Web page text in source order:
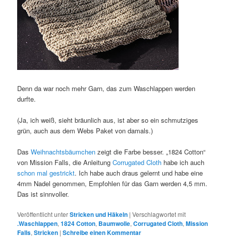
Denn da war noch mehr Garn, das zum Waschlappen werden
durfte.
(Ja, ich weiß, sieht bräunlich aus, ist aber so ein schmutziges
grün, auch aus dem Webs Paket von damals.)
DasWeihnachtsbäumchen zeigt die Farbe besser. „1824 Cotton“
von Mission Falls, die AnleitungCorrugated Cloth habe ich auch
schon mal gestrickt. Ich habe auch draus gelernt und habe eine
4mm Nadel genommen, Empfohlen für das Garn werden 4,5 mm.
Das ist sinnvoller.
Veröffentlicht unterStricken und Häkeln |Verschlagwortet mit
.Waschlappen,1824 Cotton, Baumwolle,Corrugated Cloth,Mission
Falls,Stricken |Schreibe einen Kommentar